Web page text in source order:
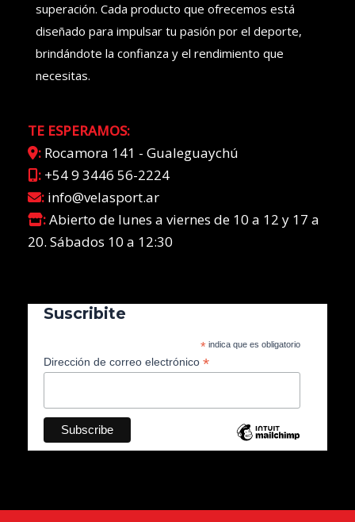
superación. Cada producto que ofrecemos está
diseñado para impulsar tu pasión por el deporte,
brindándote la confianza y el rendimiento que
necesitas.
TE ESPERAMOS:
: Rocamora 141 - Gualeguaychú
: +54 9 3446 56-2224
: info@velasport.ar
:Abierto de lunes a viernes de 10 a 12 y 17 a
20. Sábados 10 a 12:30
Suscribite
* indica que es obligatorio
Dirección de correo electrónico *